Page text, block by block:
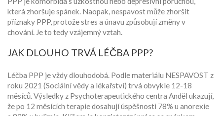
která zhoršuje spánek. Naopak, nespavost může zhoršit
příznaky PPP, protože stres a únavu způsobují změny v
chování. Je to tedy vzájemný vztah.
JAK DLOUHO TRVÁ LÉČBA PPP?
Léčba PPP je vždy dlouhodobá. Podle materiálu NESPAVOST z
roku 2021 (Sociální vědy a lékařství) trvá obvykle 12-18
měsíců. Výsledky z Psychoterapeutického centra Anděl ukazují,
že po 12 měsících terapie dosahují úspěšnosti 78% u anorexie